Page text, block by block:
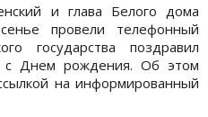
и глава Белого дома
провели телефонный
государства поздравил
с Днем рождения. Об этом
на информированный